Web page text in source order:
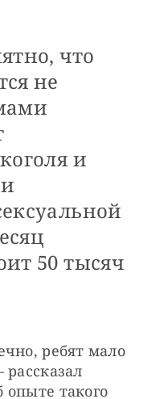
что
не
и
50 тысяч
ребят мало
такого